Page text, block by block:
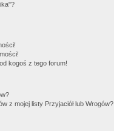
kogoś z tego forum!
z mojej listy Przyjaciół lub Wrogów?